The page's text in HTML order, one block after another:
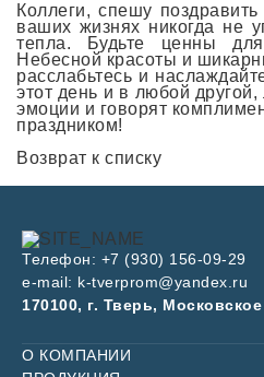
Коллеги, спешу
ваших жизнях никогда не
тепла. Будьте ценны
Небесной красоты и
расслабьтесь и
этот день и в любой
эмоции и говорят
праздником!
Возврат к списку
Телефон: +7 (930) 156-09-29
e-mail: k-tverprom@yandex.ru
170100, г. Тверь,
О КОМПАНИИ